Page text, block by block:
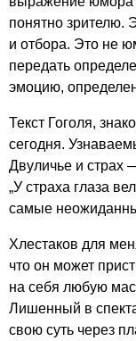
понятно зрителю.
и отбора. Это не
передать
эмоцию,
Текст Гоголя,
сегодня.
Двуличье и страх
„У страха глаза
самые
Хлестаков для
что он может
на себя любую
Лишенный в
свою суть через